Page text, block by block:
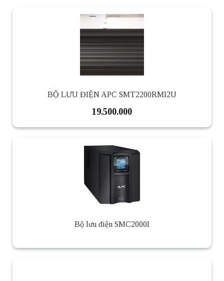
BỘ LƯU ĐIỆN APC SMT2200RMI2U
19.500.000
Bộ lưu điện SMC2000I